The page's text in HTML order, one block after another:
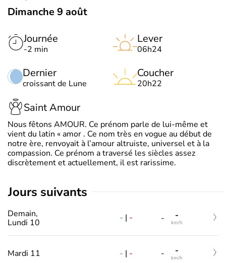
Dimanche 9 août
Journée
-2 min
Dernier
croissant de Lune
Lever
06h24
Coucher
20h22
Saint Amour
Nous fêtons AMOUR. Ce prénom parle de lui-même et
vient du latin « amor . Ce nom très en vogue au début de
notre ère, renvoyait à l’amour altruiste, universel et à la
compassion. Ce prénom a traversé les siècles assez
discrètement et actuellement, il est rarissime.
jours suivants
Demain,
Lundi 10
- | - - -
km/h
Mardi 11 - | - - -
km/h